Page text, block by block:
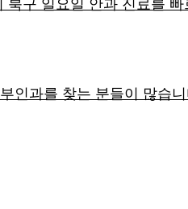
구 일요일 안과 진료를
인과를 찾는 분들이 많습